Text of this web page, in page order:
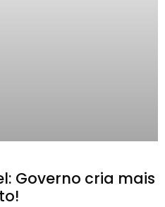
Governo cria mais